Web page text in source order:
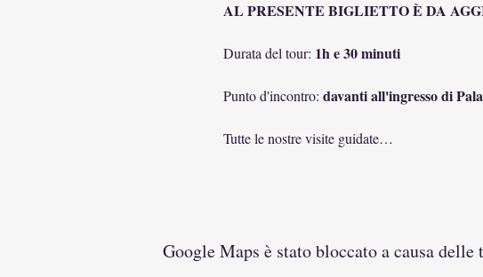
AL PRESENTE BIGLIETTO È DA
Durata del tour: 1h e 30 minuti
Punto d'incontro: davanti all'ingresso di
Tutte le nostre visite guidate…
Google Maps è stato bloccato a causa